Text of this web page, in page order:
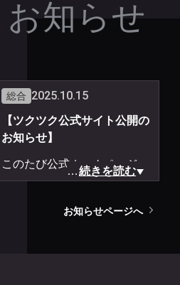
お知らせ
総合 2025.10.15
【ツクツク公式サイト公開の
お知らせ】
このたび公式ホームページを
ツクツク上で公開いたしまし
…続きを読む
お知らせページへ